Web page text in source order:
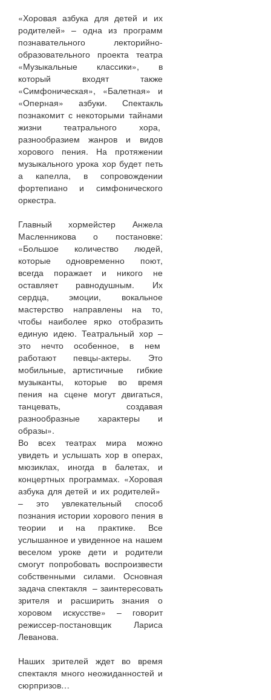
«Хоровая азбука для детей и их
родителей» – одна из программ
познавательного лекторийно-
образовательного проекта театра
«Музыкальные классики», в
который входят также
«Симфоническая», «Балетная» и
«Оперная» азбуки. Спектакль
познакомит с некоторыми тайнами
жизни театрального хора,
разнообразием жанров и видов
хорового пения. На протяжении
музыкального урока хор будет петь
а капелла, в сопровождении
фортепиано и симфонического
оркестра.
Главный хормейстер Анжела
Масленникова о постановке:
«Большое количество людей,
которые одновременно поют,
всегда поражает и никого не
оставляет равнодушным. Их
сердца, эмоции, вокальное
мастерство направлены на то,
чтобы наиболее ярко отобразить
единую идею. Театральный хор –
это нечто особенное, в нем
работают певцы-актеры. Это
мобильные, артистичные гибкие
музыканты, которые во время
пения на сцене могут двигаться,
танцевать, создавая
разнообразные характеры и
образы».
Во всех театрах мира можно
увидеть и услышать хор в операх,
мюзиклах, иногда в балетах, и
концертных программах. «Хоровая
азбука для детей и их родителей»
– это увлекательный способ
познания истории хорового пения в
теории и на практике. Все
услышанное и увиденное на нашем
веселом уроке дети и родители
смогут попробовать воспроизвести
собственными силами. Основная
задача спектакля – заинтересовать
зрителя и расширить знания о
хоровом искусстве» – говорит
режиссер-постановщик Лариса
Леванова.
Наших зрителей ждет во время
спектакля много неожиданностей и
сюрпризов…